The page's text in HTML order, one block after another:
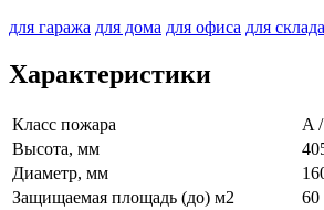
для гаража для дома для офиса для склада
Характеристики
Класс пожара
A
Высота, мм
Диаметр, мм
Защищаемая площадь (до) м2
60